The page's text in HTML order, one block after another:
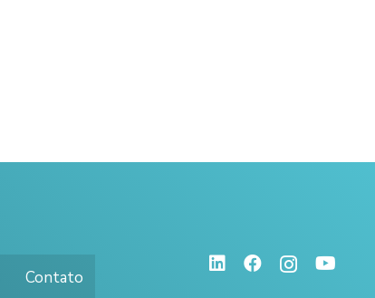
Contato